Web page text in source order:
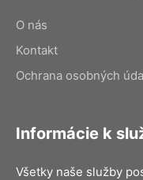
O nás
Kontakt
Ochrana osobných
Informácie k
Všetky naše služby